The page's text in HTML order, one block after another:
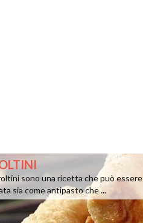
sono una ricetta che può essere
sia come antipasto che ...